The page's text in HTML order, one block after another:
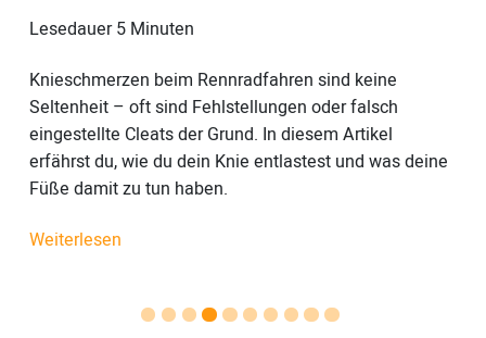
Lesedauer 5 Minuten
Knieschmerzen beim Rennradfahren sind keine
Seltenheit – oft sind Fehlstellungen oder falsch
eingestellte Cleats der Grund. In diesem Artikel
erfährst du, wie du dein Knie entlastest und was deine
Füße damit zu tun haben.
Weiterlesen